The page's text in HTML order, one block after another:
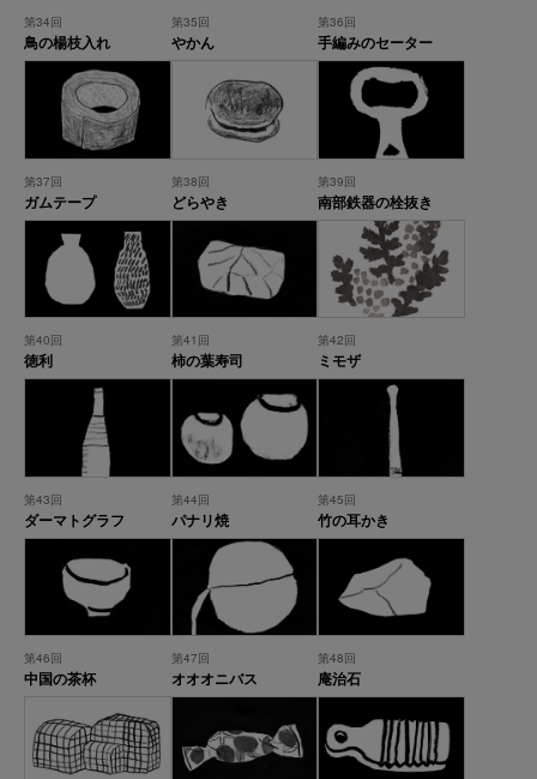
第34回
鳥の楊枝入れ
第35回
やかん
第36回
手編みのセーター
第37回
ガムテープ
第38回
どらやき
第39回
南部鉄器の栓抜き
第40回
徳利
第41回
柿の葉寿司
第42回
ミモザ
第43回
ダーマトグラフ
第44回
パナリ焼
第45回
竹の耳かき
第46回
中国の茶杯
第47回
オオオニバス
第48回
庵治石